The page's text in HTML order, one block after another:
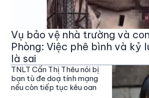
Vụ bảo vệ nhà trường và
Phòng: Việc phê bình và kỷ
là sai
TNLT Cấn Thị Thêu nói bị
bạn tù đe doạ tính mạng
nếu còn tiếp tục kêu oan